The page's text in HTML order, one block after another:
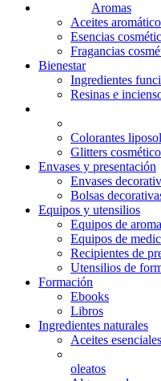
Aromas
Aceites
Esencias
Fragancias
Bienestar
Ingredientes
Resinas e
Colorantes
Glitters
Envases y presentación
Envases
Bolsas
Equipos y utensilios
Equipos de
Equipos de
Recipientes de
Utensilios de
Formación
Ebooks
Libros
Ingredientes naturales
Aceites esenciales
oleatos